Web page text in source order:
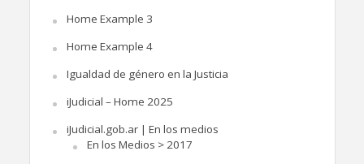
Home Example 3
Home Example 4
Igualdad de género en la Justicia
iJudicial – Home 2025
iJudicial.gob.ar | En los medios
En los Medios > 2017